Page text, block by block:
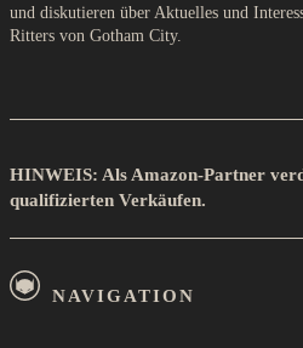
und diskutieren über Aktuelles und
Ritters von Gotham City.
HINWEIS: Als Amazon-Partner
qualifizierten Verkäufen.
NAVIGATION